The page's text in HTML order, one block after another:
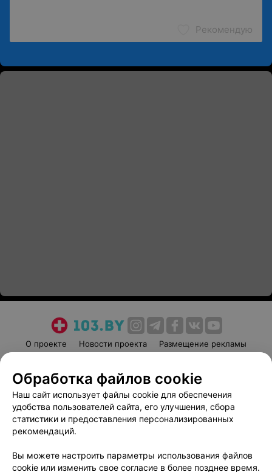
Рекомендую
О проекте Новости проекта
Размещение рекламы
Пользовательское соглашение
Способы оплаты
Вакансии
Партнеры
Написать руководителю 103.by
Обработка персональных данных
Обработка файлов cookie
Наш сайт использует файлы cookie для обеспечения
удобства пользователей сайта, его улучшения, сбора
статистики и предоставления персонализированных
рекомендаций.
Вы можете настроить параметры использования файлов
cookie или изменить свое согласие в более позднее время.